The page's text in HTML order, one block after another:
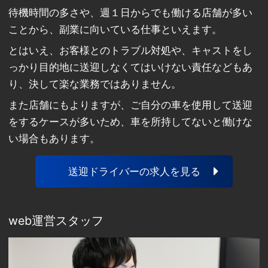
待機時間の多さや、週１日からでも働ける店舗が多い
ことから、副業に向いている仕事といえます。
とはいえ、お客様とのトラブル対処や、キャストをし
っかり目的地に送迎しなくてはいけない責任などもあ
り、決して楽な業務ではありません。
また店舗にもよりますが、ご自分の車を使用して送迎
をするケースが多いため、車を所持してないと働けな
い場合もあります。
送迎ドライバーの求人を見る
web運営スタッフ